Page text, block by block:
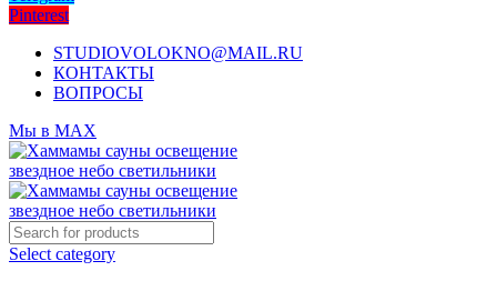
Pinterest
STUDIOVOLOKNO@MAIL.RU
КОНТАКТЫ
ВОПРОСЫ
Мы в MAX
Select category